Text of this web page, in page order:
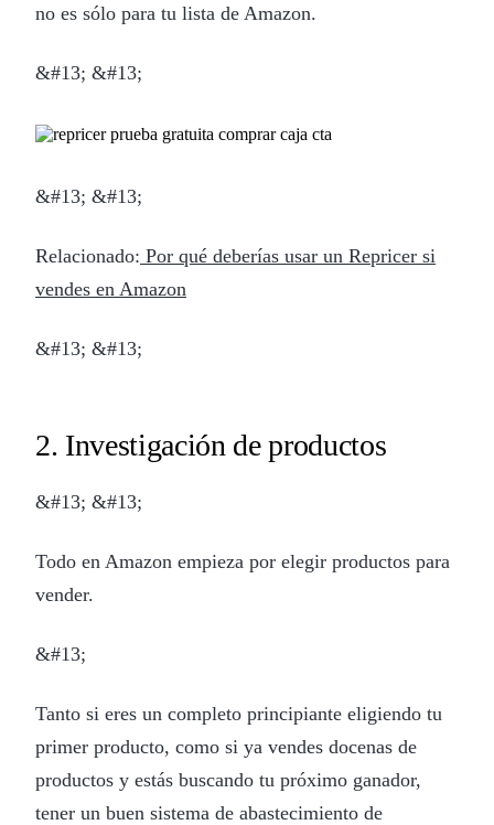
no es sólo para tu lista de Amazon.
&#13; &#13;
&#13; &#13;
Relacionado: Por qué deberías usar un Repricer si
vendes en Amazon
&#13; &#13;
2. Investigación de productos
&#13; &#13;
Todo en Amazon empieza por elegir productos para
vender.
&#13;
Tanto si eres un completo principiante eligiendo tu
primer producto, como si ya vendes docenas de
productos y estás buscando tu próximo ganador,
tener un buen sistema de abastecimiento de